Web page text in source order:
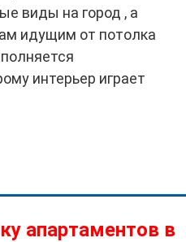
виды на город , а
идущим от потолка
интерьер играет
апартаментов в